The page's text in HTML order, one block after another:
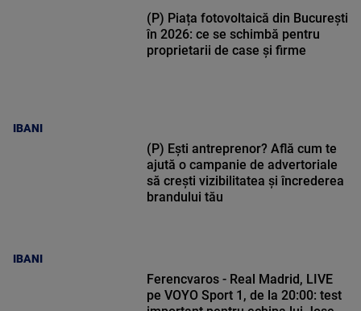
IBANI
(P) Piața fotovoltaică din București
în 2026: ce se schimbă pentru
proprietarii de case și firme
IBANI
(P) Ești antreprenor? Află cum te
ajută o campanie de advertoriale
să crești vizibilitatea și încrederea
brandului tău
Ferencvaros - Real Madrid, LIVE
pe VOYO Sport 1, de la 20:00: test